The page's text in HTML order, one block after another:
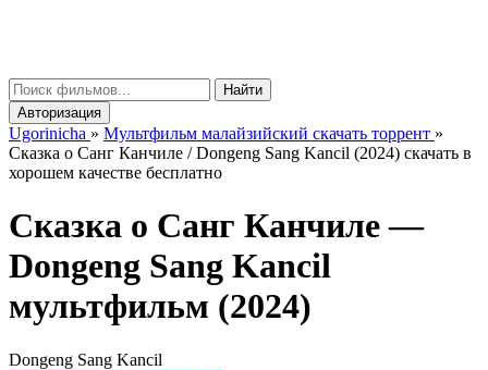
Найти
Авторизация
Ugorinicha » Мультфильм малайзийский скачать торрент »
Сказка о Санг Канчиле / Dongeng Sang Kancil (2024) скачать в
хорошем качестве бесплатно
Сказка о Санг Канчиле —
Dongeng Sang Kancil
мультфильм (2024)
Dongeng Sang Kancil